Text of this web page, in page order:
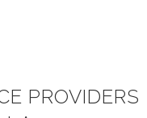
PROVIDERS